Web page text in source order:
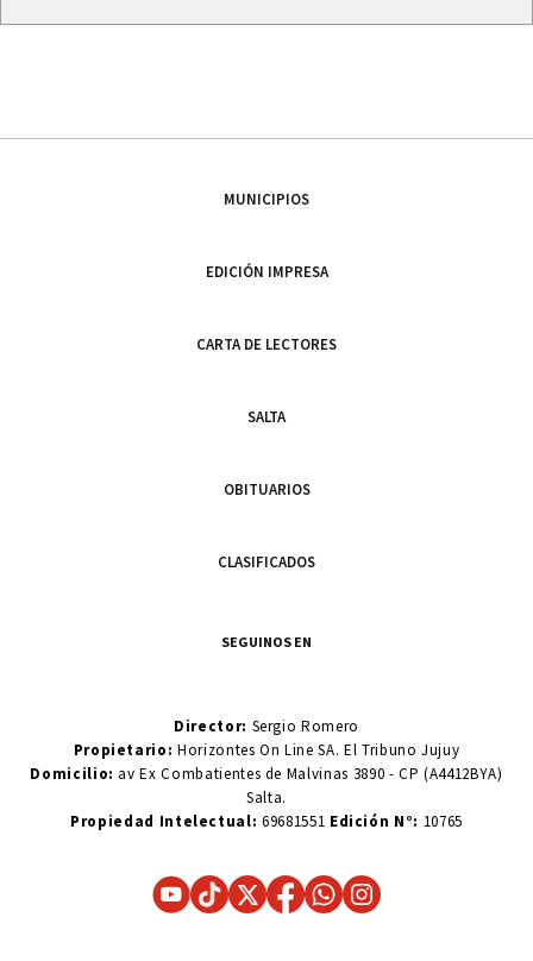
MUNICIPIOS
EDICIÓN IMPRESA
CARTA DE LECTORES
SALTA
OBITUARIOS
CLASIFICADOS
SEGUINOS EN
Director: Sergio Romero
Propietario:Horizontes On Line SA. El Tribuno Jujuy
Domicilio: av Ex Combatientes de Malvinas 3890 - CP (A4412BYA)
Salta.
Propiedad Intelectual: 69681551 Edición N°: 10765